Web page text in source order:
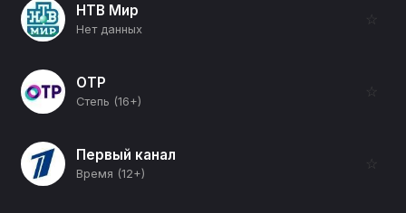
НТВ Мир
Нет данных
☆
ОТР
Степь (16+)
☆
Первый канал
Время (12+)
☆